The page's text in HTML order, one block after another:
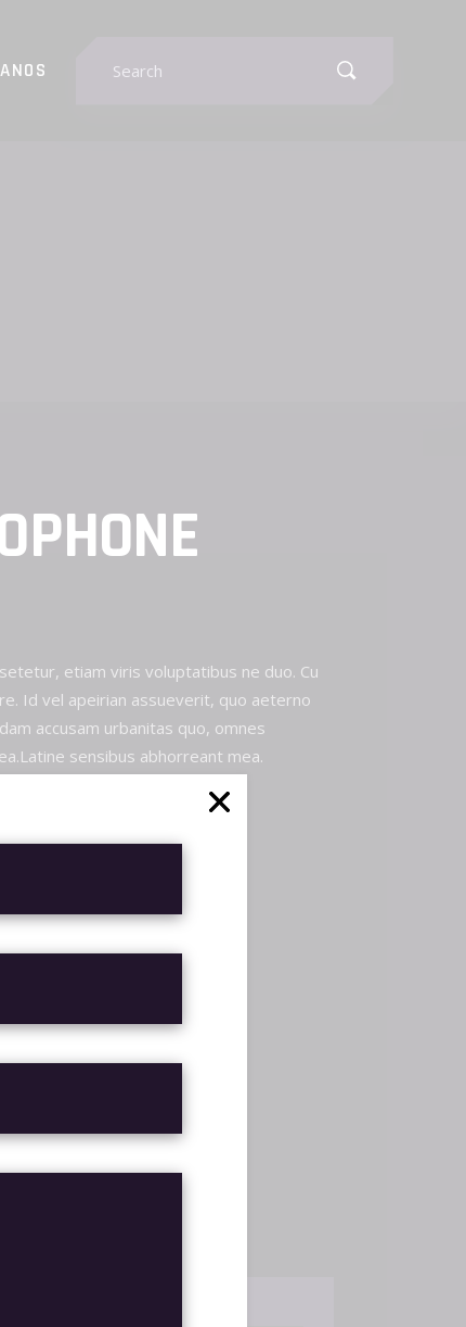
etiam viris voluptatibus ne duo. Cu
Id vel apeirian assueverit, quo aeterno
accusam urbanitas quo, omnes
sensibus abhorreant mea.
CARRITO
,ESEA,RANKS